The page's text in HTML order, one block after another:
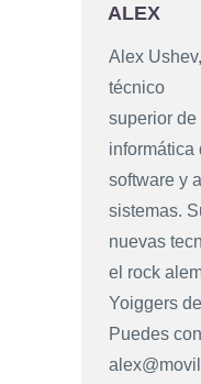
ALEX
Alex Ushev,
técnico
superior de
informática
software y
sistemas.
nuevas
el rock
Yoiggers
Puedes